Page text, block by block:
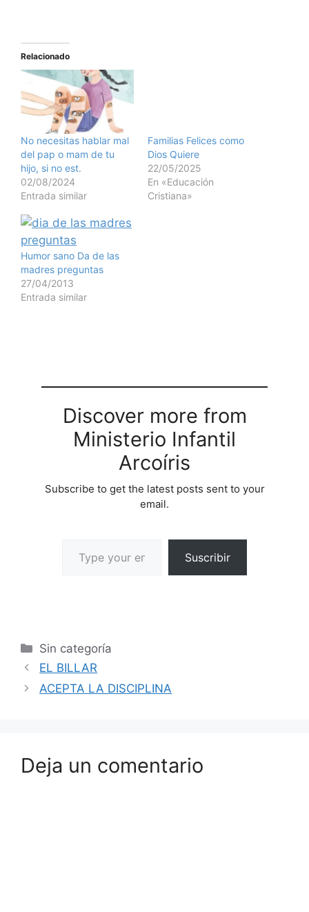
Relacionado
No necesitas hablar mal
del pap o mam de tu
hijo, si no est.
02/08/2024
Entrada similar
Familias Felices como
Dios Quiere
22/05/2025
En «Educación
Cristiana»
Humor sano Da de las
madres preguntas
27/04/2013
Entrada similar
Discover more from
Ministerio Infantil
Arcoíris
Subscribe to get the latest posts sent to your
email.
Suscribir
Sin categoría
EL BILLAR
ACEPTA LA DISCIPLINA
Deja un comentario